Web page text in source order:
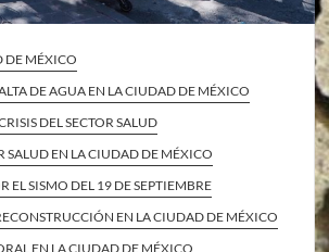
DE MÉXICO
DE AGUA EN LA CIUDAD DE MÉXICO
DEL SECTOR SALUD
SALUD EN LA CIUDAD DE MÉXICO
EL SISMO DEL 19 DE SEPTIEMBRE
EN LA CIUDAD DE MÉXICO
EN LA CIUDAD DE MÉXICO